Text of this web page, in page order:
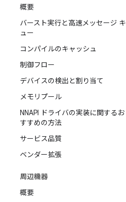
概要
バースト実行と高速メッセージ キ
ュー
コンパイルのキャッシュ
制御フロー
デバイスの検出と割り当て
メモリプール
NNAPI ドライバの実装に関するお
すすめの方法
サービス品質
ベンダー拡張
周辺機器
概要